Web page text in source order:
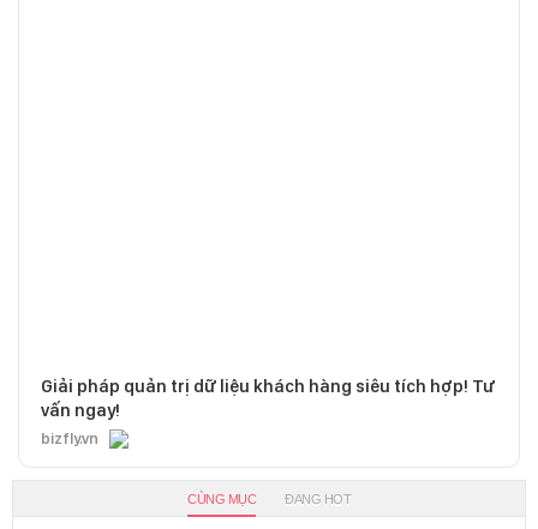
Giải pháp quản trị dữ liệu khách hàng siêu tích hợp! Tư
vấn ngay!
bizfly.vn
CÙNG MỤC ĐANG HOT